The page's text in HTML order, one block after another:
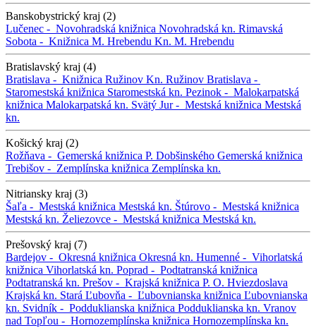
Banskobystrický kraj (2)
Lučenec - Novohradská knižnica Novohradská kn. Rimavská
Sobota - Knižnica M. Hrebendu Kn. M. Hrebendu
Bratislavský kraj (4)
Bratislava - Knižnica Ružinov Kn. Ružinov Bratislava -
Staromestská knižnica Staromestská kn. Pezinok - Malokarpatská
knižnica Malokarpatská kn. Svätý Jur - Mestská knižnica Mestská
kn.
Košický kraj (2)
Rožňava - Gemerská knižnica P. Dobšinského Gemerská knižnica
Trebišov - Zemplínska knižnica Zemplínska kn.
Nitriansky kraj (3)
Šaľa - Mestská knižnica Mestská kn. Štúrovo - Mestská knižnica
Mestská kn. Želiezovce - Mestská knižnica Mestská kn.
Prešovský kraj (7)
Bardejov - Okresná knižnica Okresná kn. Humenné - Vihorlatská
knižnica Vihorlatská kn. Poprad - Podtatranská knižnica
Podtatranská kn. Prešov - Krajská knižnica P. O. Hviezdoslava
Krajská kn. Stará Ľubovňa - Ľubovnianska knižnica Ľubovnianska
kn. Svidník - Podduklianska knižnica Podduklianska kn. Vranov
nad Topľou - Hornozemplínska knižnica Hornozemplínska kn.